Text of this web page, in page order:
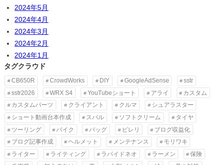
2024年5月
2024年4月
2024年3月
2024年2月
2024年1月
タグクラウド
CB650R CrowdWorks DIY GoogleAdSense
sstr
sstr2026
WRX S4 YouTubeショート アライ
カスタム
カスタムパーツ
クライアント クルマ
シュアラスター
ショート動画台本作成
スバル ソフトクリーム
タイヤ
ツーリング
バイク バッグ ピレリ
ブログ収益化
ブログ記事作成
ヘルメット メンテナンス
モリワキ
ライター
ライティング ラパイドネオ ラーメン
保険